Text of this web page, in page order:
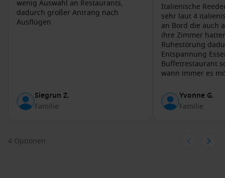
bietet.
Häfen, die Sie möglicherweise vor oder nach
: Eine historische Stadt in einer
beeindruckende San Giovanni Fort für herrliche
Aussichten.
Top-Aktivitäten: Besichtigen Sie die Stadtmauer von
wenig Auswahl an Restaurants,
dadurch großer Antrang nach
Ausflügen
Siegrun Z.
Familie
Italienische
sehr laut 4 italienische Schulklassen
an Bord die auch
ihre Zimmer
Ruhestörung
Entspannung Essenskultur im
Buffetrestaurant
wann immer es
gegangenYvonne G.
Familie
4 Optionen